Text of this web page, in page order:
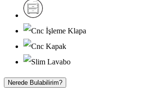
Nerede Bulabilirim?